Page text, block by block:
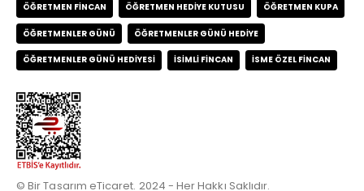
ÖĞRETMEN FINCAN ÖĞRETMEN HEDIYE KUTUSU ÖĞRETMEN KUPA
ÖĞRETMENLER GÜNÜ ÖĞRETMENLER GÜNÜ HEDIYE
ÖĞRETMENLER GÜNÜ HEDIYESI İSIMLI FINCAN İSME ÖZEL FINCAN
© Bir Tasarım eTicaret. 2024 - Her Hakkı Saklıdır.